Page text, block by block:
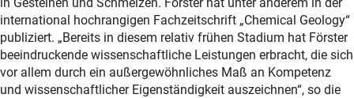
international hochrangigen Fachzeitschrift „Chemical Geology“
publiziert. „Bereits in diesem relativ frühen Stadium hat Förster
beeindruckende wissenschaftliche Leistungen erbracht, die sich
vor allem durch ein außergewöhnliches Maß an Kompetenz
und wissenschaftlicher Eigenständigkeit auszeichnen“, so die